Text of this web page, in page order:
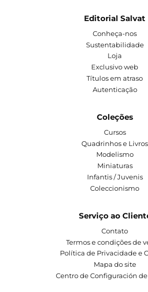
Editorial Salvat
Conheça-nos
Sustentabilidade
Loja
Exclusivo web
Títulos em atraso
Autenticação
Coleções
Cursos
Quadrinhos e Livros
Modelismo
Miniaturas
Infantis / Juvenis
Coleccionismo
Serviço ao
Contato
Termos e condições de
Política de Privacidade e
Mapa do site
Centro de Configuración